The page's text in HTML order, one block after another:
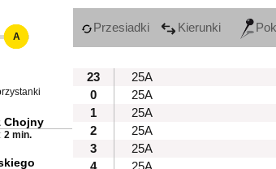
Przesiadki Kierunki
23
25A
0
25A
1
25A
2
25A
3
25A
A
Chojny
2 min.